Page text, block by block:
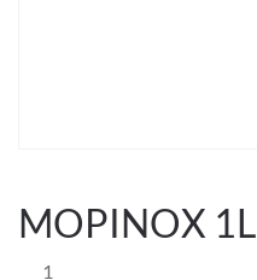
MOPINOX 1L
MOPINOX